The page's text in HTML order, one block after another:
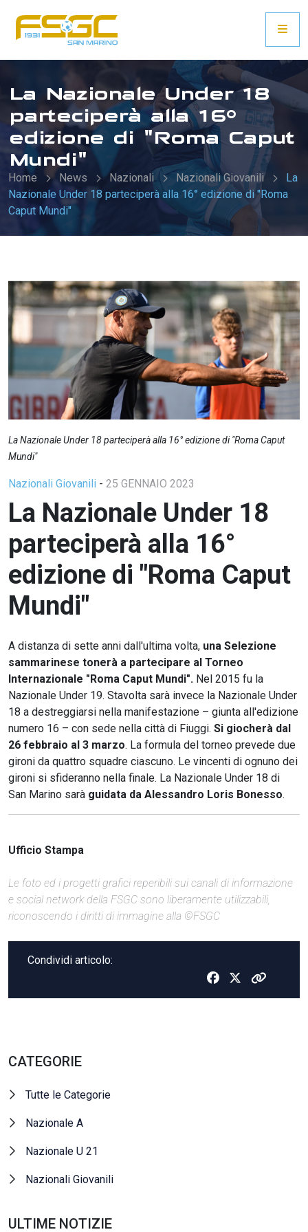
La Nazionale Under 18
parteciperà alla 16°
edizione di "Roma Caput
Mundi"
Home News Nazionali Nazionali Giovanili
La
Nazionale Under 18 parteciperà alla 16° edizione di "Roma
Caput Mundi"
La Nazionale Under 18 parteciperà alla 16° edizione di "Roma Caput
Mundi"
Nazionali Giovanili - 25 GENNAIO 2023
La Nazionale Under 18
parteciperà alla 16°
edizione di "Roma Caput
Mundi"
A distanza di sette anni dall'ultima volta, una Selezione
sammarinese tonerà a partecipare al Torneo
Internazionale "Roma Caput Mundi". Nel 2015 fu la
Nazionale Under 19. Stavolta sarà invece la Nazionale Under
18 a destreggiarsi nella manifestazione – giunta all'edizione
numero 16 – con sede nella città di Fiuggi. Si giocherà dal
26 febbraio al 3 marzo. La formula del torneo prevede due
gironi da quattro squadre ciascuno. Le vincenti di ognuno dei
gironi si sfideranno nella finale. La Nazionale Under 18 di
San Marino sarà guidata da Alessandro Loris Bonesso.
Ufficio Stampa
Le foto ed i progetti grafici reperibili sui canali di informazione
e social network della FSGC sono liberamente utilizzabili,
riconoscendo i diritti di immagine alla ©FSGC
Condividi articolo:
CATEGORIE
Tutte le Categorie
Nazionale A
Nazionale U 21
Nazionali Giovanili
ULTIME NOTIZIE